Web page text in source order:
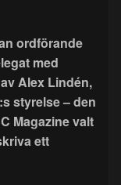
ordförande
med
Alex Lindén,
styrelse – den
Magazine valt
ett